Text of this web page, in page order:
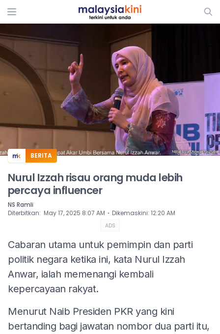
ADS
BERITA
Nurul Izzah risau orang muda lebih
percaya influencer
NS Ramli
Diterbitkan: May 17, 2025 8:07 AM ⋅ Dikemaskini: 12:20 AM
ADS
Cabaran utama untuk pemimpin dan parti
politik negara ketika ini, kata Nurul Izzah
Anwar, ialah memenangi kembali
kepercayaan rakyat.
Menurut Naib Presiden PKR yang kini
bertanding bagi jawatan nombor dua parti itu,